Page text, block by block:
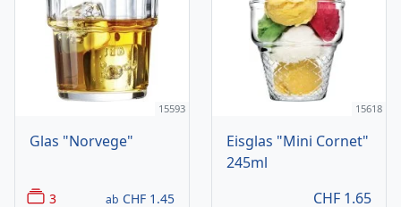
15593
Glas "Norvege"
3 ab CHF 1.45
15618
Eisglas "Mini Cornet"
245ml
CHF 1.65